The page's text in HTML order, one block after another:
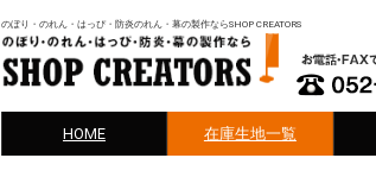
のぼり・のれん・はっぴ・防炎のれん・幕の製作ならSHOP CREATORS
HOME 在庫生地一覧